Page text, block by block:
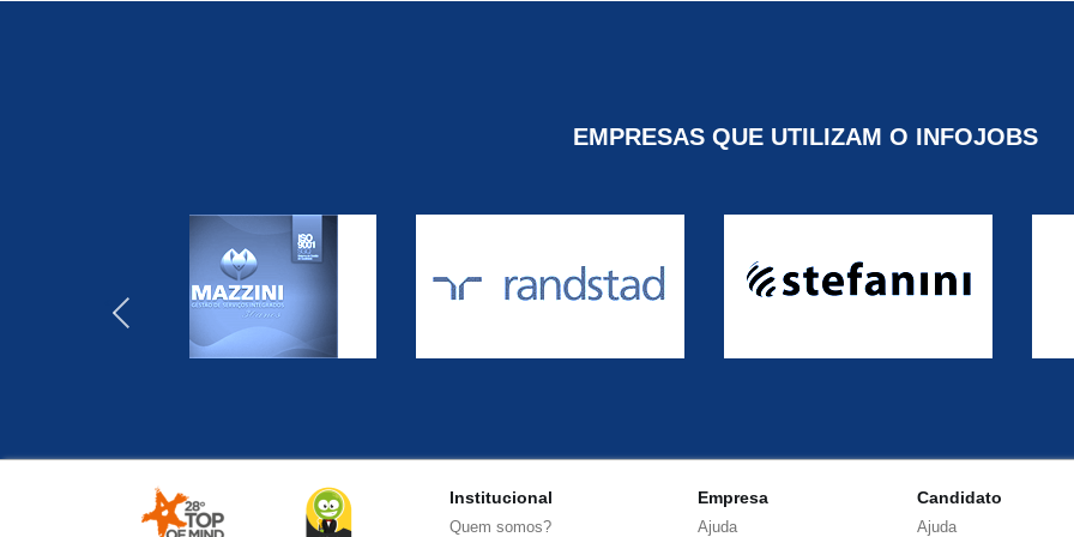
EMPRESAS QUE UTILIZAM O INFOJOBS
Institucional
Quem somos?
Empresa
Ajuda
Candidato
Ajuda